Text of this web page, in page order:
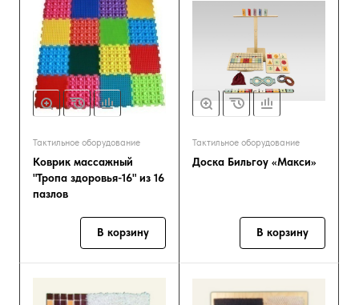
Тактильное оборудование
Коврик массажный
"Тропа здоровья-16" из 16
пазлов
В корзину
Тактильное оборудование
Доска Бильгоу «Макси»
В корзину